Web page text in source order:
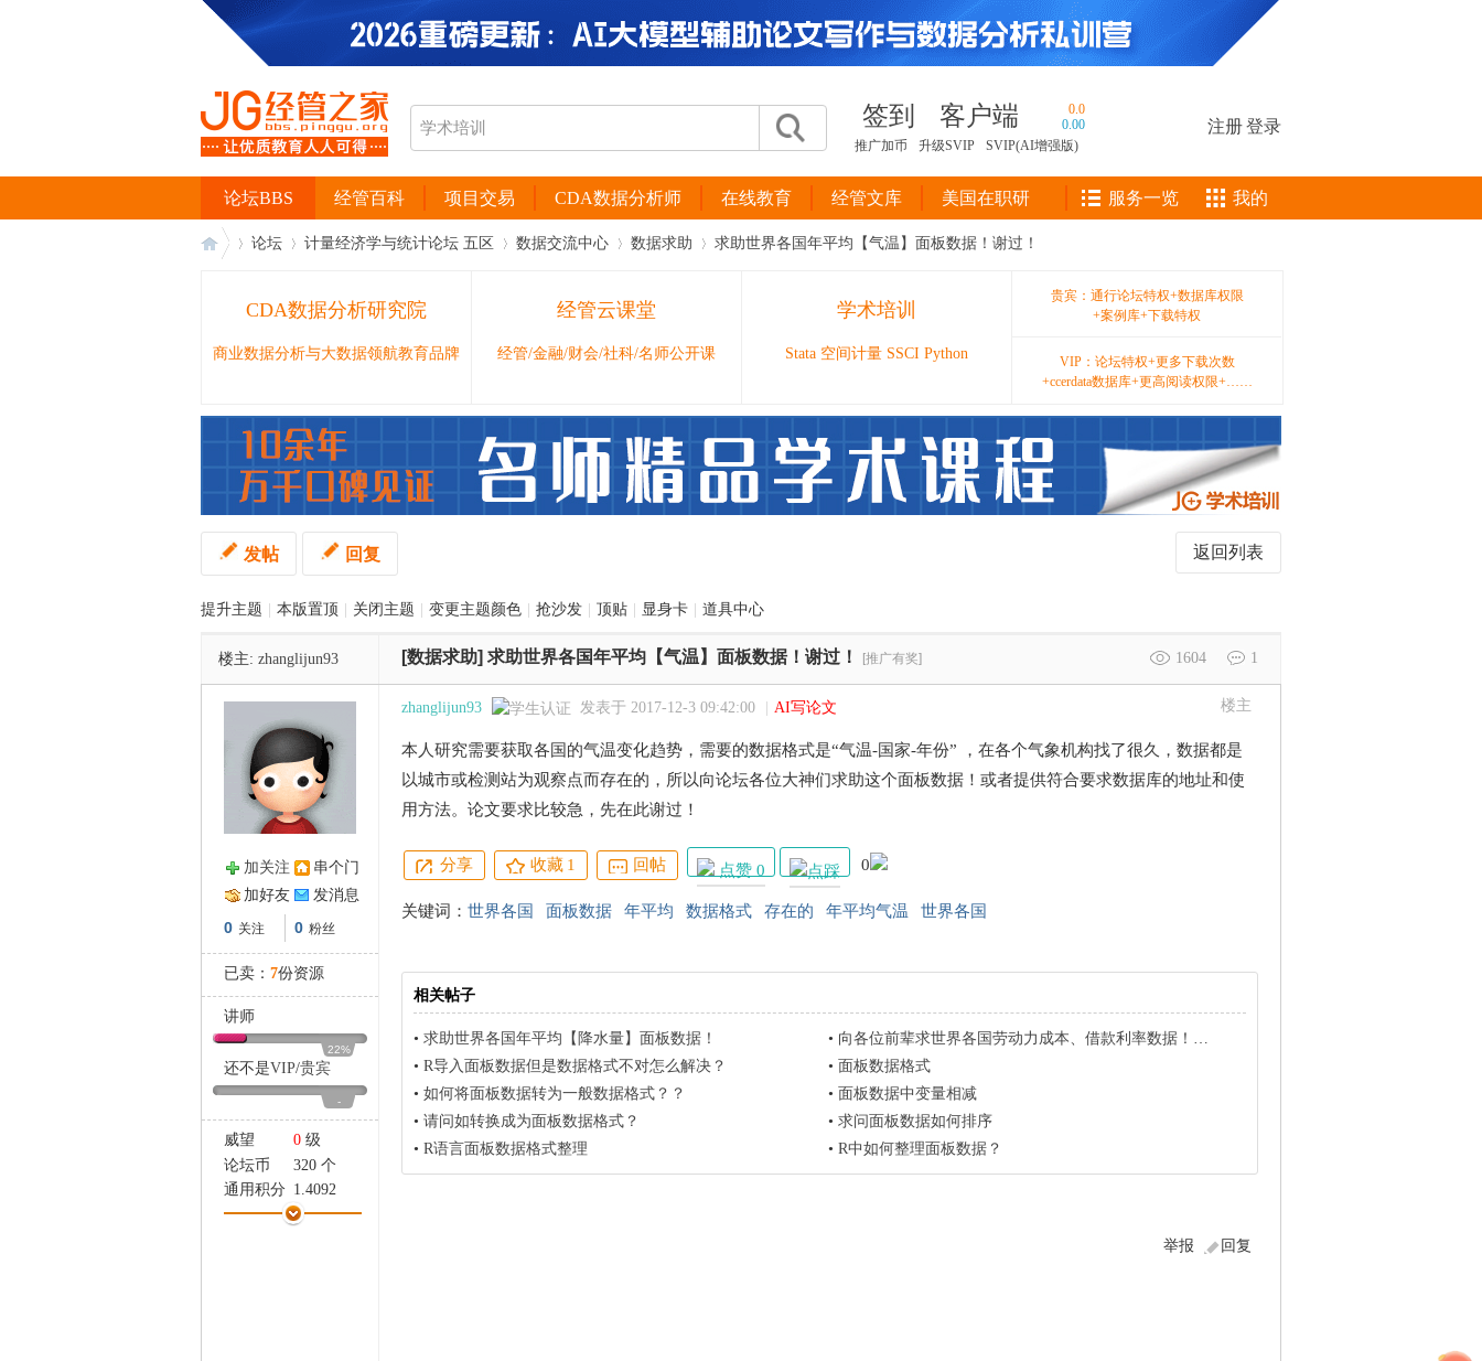
签到 客户端
0.0
0.00
推广加币
升级SVIP SVIP(AI增强版)
注册登录
经管百科 项目交易 CDA数据分析师 在线教育 经管文库 美国在职研
论坛BBS 服务一览 我的
家
论坛 计量经济学与统计论坛 五区 数据交流中心 数据求助 求助世界各国年平均【气温】面板数据！谢过！
CDA数据分析研究院
商业数据分析与大数据领航教育品牌
经管云课堂
经管/金融/财会/社科/名师公开课
学术培训
Stata 空间计量 SSCI Python
贵宾：通行论坛特权+数据库权限
+案例库+下载特权
VIP：论坛特权+更多下载次数
+ccerdata数据库+更高阅读权限+……
返回列表
发帖 回复
提升主题 本版置顶 关闭主题 变更主题颜色 抢沙发 顶贴 显身卡 道具中心
楼主: zhanglijun93 1604 1
[数据求助] 求助世界各国年平均【气温】面板数据！谢过！ [推广有奖]
加关注
串个门
加好友
发消息
0 关注 0 粉丝
已卖： 7份资源
讲师
22%
还不是VIP/贵宾
-
威望 0 级
论坛币
320 个
通用积分 1.4092
学术水平
7 点
楼主
zhanglijun93 发表于 2017-12-3 09:42:00 AI写论文
本人研究需要获取各国的气温变化趋势，需要的数据格式是“气温-国家-年份” ，在各个气象机构找了很久，数据都是
以城市或检测站为观察点而存在的，所以向论坛各位大神们求助这个面板数据！或者提供符合要求数据库的地址和使
用方法。论文要求比较急，先在此谢过！
分享 收藏 1 回帖 点赞 0 0
关键词： 世界各国 面板数据 年平均 数据格式 存在的 年平均气温 世界各国
相关帖子
• 求助世界各国年平均【降水量】面板数据！ • 向各位前辈求世界各国劳动力成本、借款利率数据！最好1997-2018年的面板数据
• R导入面板数据但是数据格式不对怎么解决？ • 面板数据格式
• 如何将面板数据转为一般数据格式？？ • 面板数据中变量相减
• 请问如转换成为面板数据格式？ • 求问面板数据如何排序
• R语言面板数据格式整理 • R中如何整理面板数据？
回复
举报